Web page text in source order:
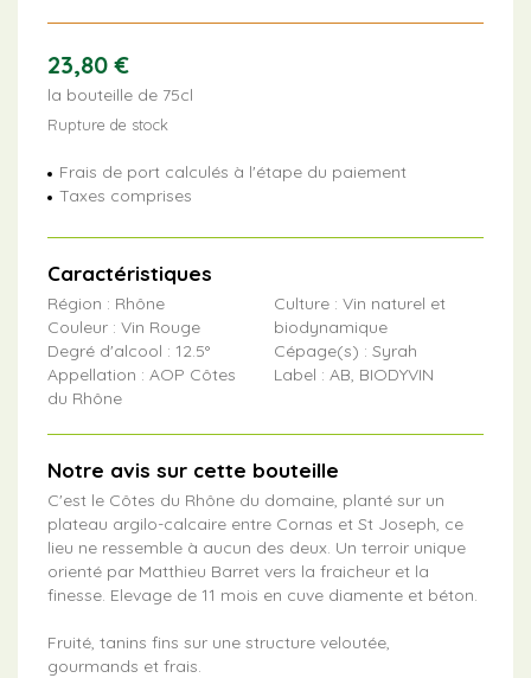
23,80€
la bouteille de 75cl
Rupture de stock
Frais de port calculés à l'étape du paiement
Taxes comprises
Caractéristiques
Région : Rhône
Couleur : Vin Rouge
Degré d'alcool : 12.5°
Appellation : AOP Côtes
du Rhône
Culture : Vin naturel et
biodynamique
Cépage(s) : Syrah
Label : AB, BIODYVIN
Notre avis sur cette bouteille
C'est le Côtes du Rhône du domaine, planté sur un
plateau argilo-calcaire entre Cornas et St Joseph, ce
lieu ne ressemble à aucun des deux. Un terroir unique
orienté par Matthieu Barret vers la fraicheur et la
finesse. Elevage de 11 mois en cuve diamente et béton.
Fruité, tanins fins sur une structure veloutée,
gourmands et frais.